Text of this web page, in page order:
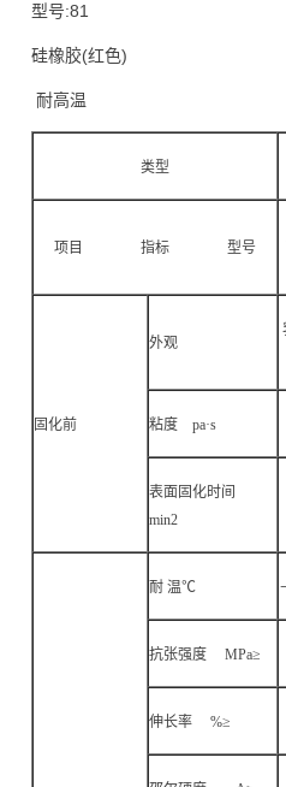
型号:81
硅橡胶(红色)
耐高温
类型
项目 指标 型号
固化前
外观
粘度 pa·s
表面固化时间
min2
耐 温℃
抗张强度 MPa≥
伸长率 %≥